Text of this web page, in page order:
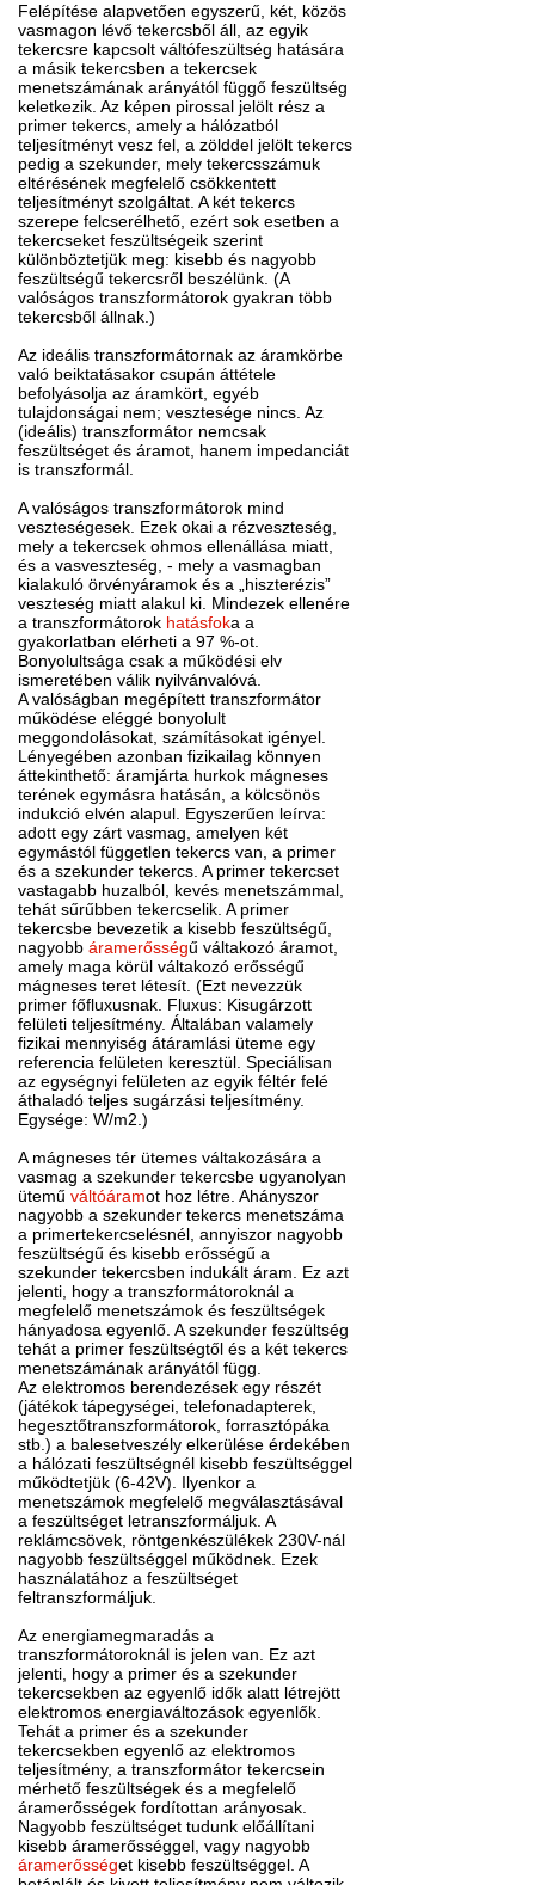
Felépítése alapvetően egyszerű, két, közös
vasmagon lévő tekercsből áll, az egyik
tekercsre kapcsolt váltófeszültség hatására
a másik tekercsben a tekercsek
menetszámának arányától függő feszültség
keletkezik. Az képen pirossal jelölt rész a
primer tekercs, amely a hálózatból
teljesítményt vesz fel, a zölddel jelölt tekercs
pedig a szekunder, mely tekercsszámuk
eltérésének megfelelő csökkentett
teljesítményt szolgáltat. A két tekercs
szerepe felcserélhető, ezért sok esetben a
tekercseket feszültségeik szerint
különböztetjük meg: kisebb és nagyobb
feszültségű tekercsről beszélünk. (A
valóságos transzformátorok gyakran több
tekercsből állnak.)
Az ideális transzformátornak az áramkörbe
való beiktatásakor csupán áttétele
befolyásolja az áramkört, egyéb
tulajdonságai nem; vesztesége nincs. Az
(ideális) transzformátor nemcsak
feszültséget és áramot, hanem impedanciát
is transzformál.
A valóságos transzformátorok mind
veszteségesek. Ezek okai a rézveszteség,
mely a tekercsek ohmos ellenállása miatt,
és a vasveszteség, - mely a vasmagban
kialakuló örvényáramok és a „hiszterézis”
veszteség miatt alakul ki. Mindezek ellenére
a transzformátorok hatásfoka a
gyakorlatban elérheti a 97 %-ot.
Bonyolultsága csak a működési elv
ismeretében válik nyilvánvalóvá.
A valóságban megépített transzformátor
működése eléggé bonyolult
meggondolásokat, számításokat igényel.
Lényegében azonban fizikailag könnyen
áttekinthető: áramjárta hurkok mágneses
terének egymásra hatásán, a kölcsönös
indukció elvén alapul. Egyszerűen leírva:
adott egy zárt vasmag, amelyen két
egymástól független tekercs van, a primer
és a szekunder tekercs. A primer tekercset
vastagabb huzalból, kevés menetszámmal,
tehát sűrűbben tekercselik. A primer
tekercsbe bevezetik a kisebb feszültségű,
nagyobbáramerősségű váltakozó áramot,
amely maga körül váltakozó erősségű
mágneses teret létesít. (Ezt nevezzük
primer főfluxusnak. Fluxus: Kisugárzott
felületi teljesítmény. Általában valamely
fizikai mennyiség átáramlási üteme egy
referencia felületen keresztül. Speciálisan
az egységnyi felületen az egyik féltér felé
áthaladó teljes sugárzási teljesítmény.
Egysége: W/m2.)
A mágneses tér ütemes váltakozására a
vasmag a szekunder tekercsbe ugyanolyan
üteműváltóáramot hoz létre. Ahányszor
nagyobb a szekunder tekercs menetszáma
a primertekercselésnél, annyiszor nagyobb
feszültségű és kisebb erősségű a
szekunder tekercsben indukált áram. Ez azt
jelenti, hogy a transzformátoroknál a
megfelelő menetszámok és feszültségek
hányadosa egyenlő. A szekunder feszültség
tehát a primer feszültségtől és a két tekercs
menetszámának arányától függ.
Az elektromos berendezések egy részét
(játékok tápegységei, telefonadapterek,
hegesztőtranszformátorok, forrasztópáka
stb.) a balesetveszély elkerülése érdekében
a hálózati feszültségnél kisebb feszültséggel
működtetjük (6-42V). Ilyenkor a
menetszámok megfelelő megválasztásával
a feszültséget letranszformáljuk. A
reklámcsövek, röntgenkészülékek 230V-nál
nagyobb feszültséggel működnek. Ezek
használatához a feszültséget
feltranszformáljuk.
Az energiamegmaradás a
transzformátoroknál is jelen van. Ez azt
jelenti, hogy a primer és a szekunder
tekercsekben az egyenlő idők alatt létrejött
elektromos energiaváltozások egyenlők.
Tehát a primer és a szekunder
tekercsekben egyenlő az elektromos
teljesítmény, a transzformátor tekercsein
mérhető feszültségek és a megfelelő
áramerősségek fordítottan arányosak.
Nagyobb feszültséget tudunk előállítani
kisebb áramerősséggel, vagy nagyobb
áramerősséget kisebb feszültséggel. A